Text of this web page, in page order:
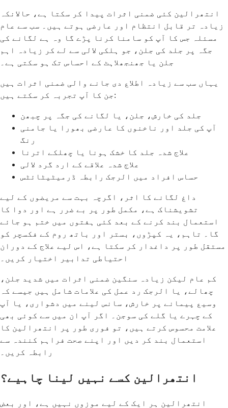
انتھرالین کئی ضمنی اثرات پیدا کر سکتا ہے، حالانکہ
زیادہ تر قابل انتظام اور عارضی ہوتے ہیں۔ سب سے عام
مسئلہ جس کا آپ کو سامنا کرنا پڑے گا وہ ہے لگانے کی
جگہ پر جلد کی جلن، جو ہلکی لالی سے لے کر زیادہ اہم
جلن یا جھنجھلاہٹ کے احساس تک ہو سکتی ہے۔
یہاں سب سے زیادہ اطلاع دی جانے والی ضمنی اثرات ہیں
جن کا آپ تجربہ کر سکتے ہیں:
جلد کی خارش، جلن، یا لگانے کی جگہ پر چبھن
آپ کی جلد اور ناخنوں کا عارضی بھورا یا جامنی
رنگ
علاج شدہ جلد کا خشک ہونا یا چھلکے اترنا
علاج شدہ علاقے کے ارد گرد لالی
حساس افراد میں الرجک رابطہ ڈرمیٹیٹائٹس
داغ لگانے کا اثر، اگرچہ بہت سے مریضوں کے لیے
تشویشناک ہے، مکمل طور پر بے ضرر ہے اور دوا کا
استعمال بند کرنے کے بعد کئی ہفتوں میں ختم ہو جائے
گا۔ تاہم، یہ کپڑوں، بستر اور باتھ روم کے فکسچر کو
مستقل طور پر داغدار کر سکتا ہے، اس لیے علاج کے دوران
احتیاطی تدابیر اختیار کریں۔
کم عام لیکن زیادہ سنگین ضمنی اثرات میں شدید جلن،
چھالے، یا الرجک رد عمل کی علامات شامل ہیں جیسے کہ
وسیع پیمانے پر خارش، سانس لینے میں دشواری، یا آپ
کے چہرے یا گلے کی سوجن۔ اگر آپ ان میں سے کوئی بھی
علامت محسوس کرتے ہیں، تو فوری طور پر انتھرالین کا
استعمال بند کر دیں اور اپنے صحت فراہم کنندہ سے
رابطہ کریں۔
انتھرالین کسے نہیں لینا چاہیے؟
انتھرالین ہر ایک کے لیے موزوں نہیں ہے، اور بعض